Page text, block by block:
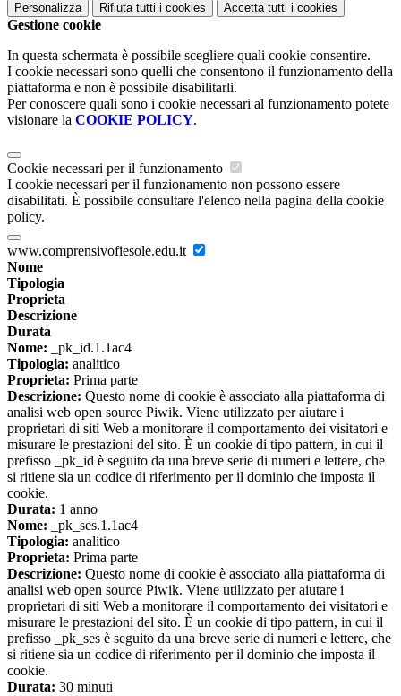
Personalizza Rifiuta tutti i cookies Accetta tutti i cookies
Gestione cookie
In questa schermata è possibile scegliere quali cookie consentire.
I cookie necessari sono quelli che consentono il funzionamento della
piattaforma e non è possibile disabilitarli.
Per conoscere quali sono i cookie necessari al funzionamento potete
visionare la COOKIE POLICY.
Cookie necessari per il funzionamento
I cookie necessari per il funzionamento non possono essere
disabilitati. È possibile consultare l'elenco nella pagina della cookie
policy.
www.comprensivofiesole.edu.it
Nome
Tipologia
Proprieta
Descrizione
Durata
Nome: _pk_id.1.1ac4
Tipologia: analitico
Proprieta: Prima parte
Descrizione: Questo nome di cookie è associato alla piattaforma di
analisi web open source Piwik. Viene utilizzato per aiutare i
proprietari di siti Web a monitorare il comportamento dei visitatori e
misurare le prestazioni del sito. È un cookie di tipo pattern, in cui il
prefisso _pk_id è seguito da una breve serie di numeri e lettere, che
si ritiene sia un codice di riferimento per il dominio che imposta il
cookie.
Durata: 1 anno
Nome: _pk_ses.1.1ac4
Tipologia: analitico
Proprieta: Prima parte
Descrizione: Questo nome di cookie è associato alla piattaforma di
analisi web open source Piwik. Viene utilizzato per aiutare i
proprietari di siti Web a monitorare il comportamento dei visitatori e
misurare le prestazioni del sito. È un cookie di tipo pattern, in cui il
prefisso _pk_ses è seguito da una breve serie di numeri e lettere, che
si ritiene sia un codice di riferimento per il dominio che imposta il
cookie.
Durata: 30 minuti